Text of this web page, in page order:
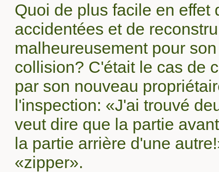
Quoi de plus facile en
accidentées et de
malheureusement pour
collision? C'était le cas de
par son nouveau
l'inspection: «J'ai trouvé
veut dire que la partie
la partie arrière d'une
«zipper».